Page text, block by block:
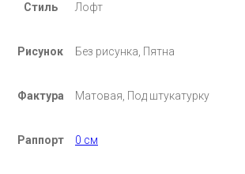
Стиль Лофт
Рисунок Без рисунка, Пятна
Фактура Матовая, Под штукатурку
Раппорт 0 см